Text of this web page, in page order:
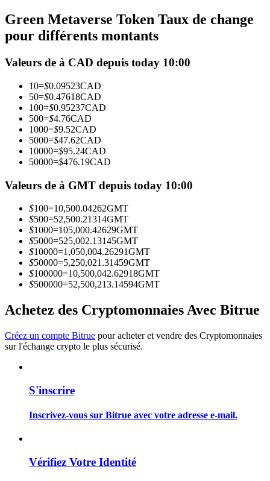
Devenez un trader de copie
Profitez du partage des bénéfices et des commissions de copy
trading
Information
Analyse de mégadonnées, y compris des informations
commerciales, etc.
Green Metaverse Token Taux de change
pour différents montants
Valeurs de à CAD depuis today 10:00
10=$0.09523CAD
50=$0.47618CAD
100=$0.95237CAD
500=$4.76CAD
1000=$9.52CAD
5000=$47.62CAD
10000=$95.24CAD
50000=$476.19CAD
Valeurs de à GMT depuis today 10:00
$100=10,500.04262GMT
$500=52,500.21314GMT
$1000=105,000.42629GMT
$5000=525,002.13145GMT
$10000=1,050,004.26291GMT
$50000=5,250,021.31459GMT
$100000=10,500,042.62918GMT
$500000=52,500,213.14594GMT
Achetez des Cryptomonnaies Avec Bitrue
Créez un compte Bitrue pour acheter et vendre des Cryptomonnaies
sur l'échange crypto le plus sécurisé.
S'inscrire
Inscrivez-vous sur Bitrue avec votre adresse e-mail.
Vérifiez Votre Identité